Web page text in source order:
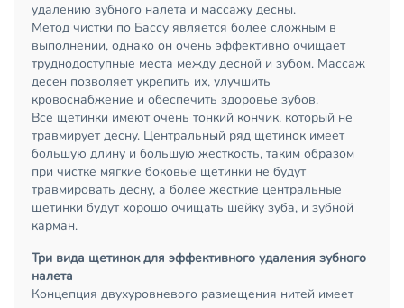
удалению зубного налета и массажу десны.
Метод чистки по Бассу является более сложным в
выполнении, однако он очень эффективно очищает
труднодоступные места между десной и зубом. Массаж
десен позволяет укрепить их, улучшить
кровоснабжение и обеспечить здоровье зубов.
Все щетинки имеют очень тонкий кончик, который не
травмирует десну. Центральный ряд щетинок имеет
большую длину и большую жесткость, таким образом
при чистке мягкие боковые щетинки не будут
травмировать десну, а более жесткие центральные
щетинки будут хорошо очищать шейку зуба, и зубной
карман.
Три вида щетинок для эффективного удаления зубного
налета
Концепция двухуровневого размещения нитей имеет